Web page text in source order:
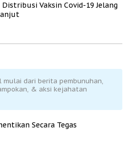
Vaksin Covid-19 Jelang
mulai dari berita pembunuhan,
& aksi kejahatan
Secara Tegas